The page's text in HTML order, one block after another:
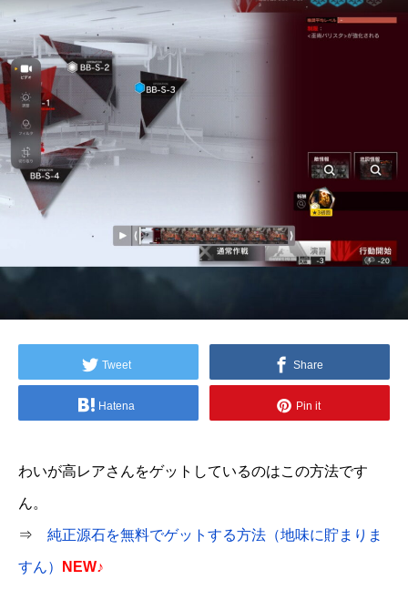
Tweet Share
Hatena Pin it
わいが高レアさんをゲットしているのはこの方法です
ん。
⇒ 純正源石を無料でゲットする方法（地味に貯まりま
すん） NEW♪